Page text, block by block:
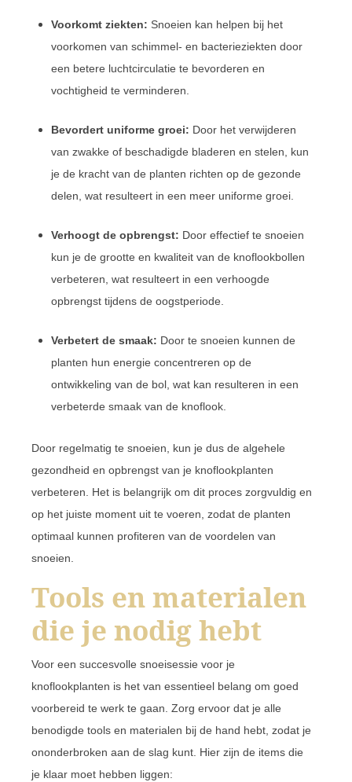
Voorkomt ziekten: Snoeien kan helpen bij het
voorkomen van schimmel- en bacterieziekten door
een betere luchtcirculatie te bevorderen en
vochtigheid te verminderen.
Bevordert uniforme groei: Door het verwijderen
van zwakke of beschadigde bladeren en stelen, kun
je de kracht van de planten richten op de gezonde
delen, wat resulteert in een meer uniforme groei.
Verhoogt de opbrengst: Door effectief te snoeien
kun je de grootte en kwaliteit van de knoflookbollen
verbeteren, wat resulteert in een verhoogde
opbrengst tijdens de oogstperiode.
Verbetert de smaak: Door te snoeien kunnen de
planten hun energie concentreren op de
ontwikkeling van de bol, wat kan resulteren in een
verbeterde smaak van de knoflook.
Door regelmatig te snoeien, kun je dus de algehele
gezondheid en opbrengst van je knoflookplanten
verbeteren. Het is belangrijk om dit proces zorgvuldig en
op het juiste moment uit te voeren, zodat de planten
optimaal kunnen profiteren van de voordelen van
snoeien.
Tools en materialen
die je nodig hebt
Voor een succesvolle snoeisessie voor je
knoflookplanten is het van essentieel belang om goed
voorbereid te werk te gaan. Zorg ervoor dat je alle
benodigde tools en materialen bij de hand hebt, zodat je
ononderbroken aan de slag kunt. Hier zijn de items die
je klaar moet hebben liggen: